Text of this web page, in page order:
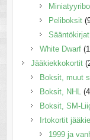
Peliboksit
Sääntökirjat
White Dwarf
Jääkiekkokortit
Boksit, muut
Boksit, NHL
Boksit, SM-
Irtokortit
1999 ja